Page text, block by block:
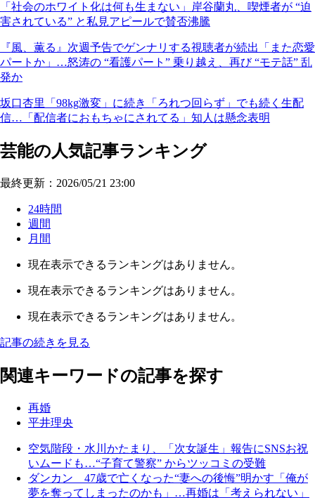
「社会のホワイト化は何も生まない」岸谷蘭丸、喫煙者が “迫
害されている” と私見アピールで賛否沸騰
『風、薫る』次週予告でゲンナリする視聴者が続出「また恋愛
パートか」…怒涛の “看護パート” 乗り越え、再び “モテ話” 乱
発か
坂口杏里「98kg激変」に続き「ろれつ回らず」でも続く生配
信…「配信者におもちゃにされてる」知人は懸念表明
芸能の人気記事ランキング
最終更新：2026/05/21 23:00
24時間
週間
月間
現在表示できるランキングはありません。
現在表示できるランキングはありません。
現在表示できるランキングはありません。
記事の続きを見る
関連キーワードの記事を探す
再婚
平井理央
空気階段・水川かたまり、「次女誕生」報告にSNSお祝
いムードも…“子育て警察” からツッコミの受難
ダンカン 47歳で亡くなった“妻への後悔”明かす「俺が
夢を奪ってしまったのかも」…再婚は「考えられない」